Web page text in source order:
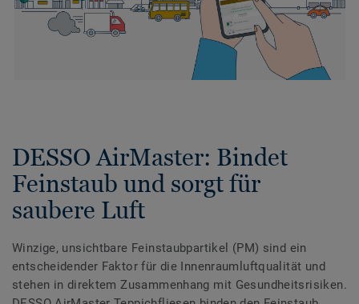
DESSO AirMaster: Bindet
Feinstaub und sorgt für
saubere Luft
Winzige, unsichtbare Feinstaubpartikel (PM) sind ein
entscheidender Faktor für die Innenraumluftqualität und
stehen in direktem Zusammenhang mit Gesundheitsrisiken.